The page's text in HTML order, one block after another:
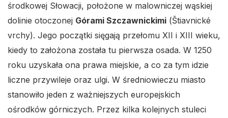
środkowej Słowacji, położone w malowniczej wąskiej
dolinie otoczonej Górami Szczawnickimi (Štiavnické
vrchy). Jego początki sięgają przełomu XII i XIII wieku,
kiedy to założona została tu pierwsza osada. W 1250
roku uzyskała ona prawa miejskie, a co za tym idzie
liczne przywileje oraz ulgi. W średniowieczu miasto
stanowiło jeden z ważniejszych europejskich
ośrodków górniczych. Przez kilka kolejnych stuleci